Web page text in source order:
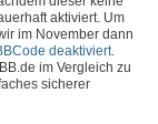
aktiviert. Um
im November dann
deaktiviert.
im Vergleich zu
sicherer